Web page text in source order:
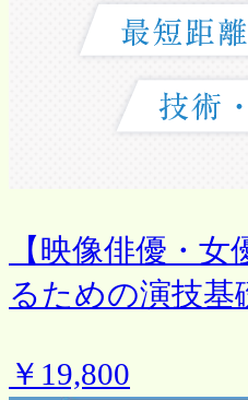
【映像俳優・
るための演技基
￥19,800